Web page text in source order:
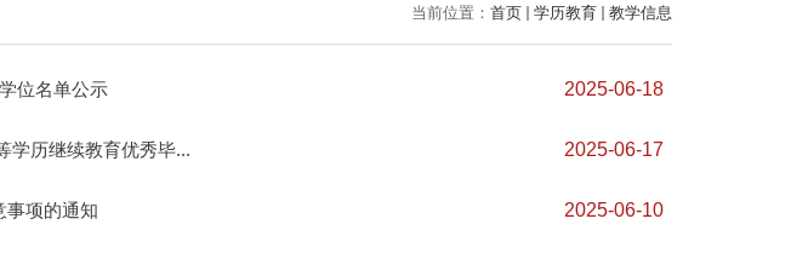
当前位置： 首页 学历教育 教学信息
位名单公示 2025-06-18
学历继续教育优秀毕... 2025-06-17
事项的通知 2025-06-10